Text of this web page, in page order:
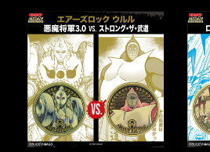
【二次受注分】2026/10/30 一
斉出荷予定
【二
斉